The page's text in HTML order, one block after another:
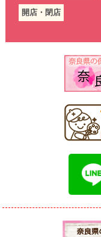
開店・閉店